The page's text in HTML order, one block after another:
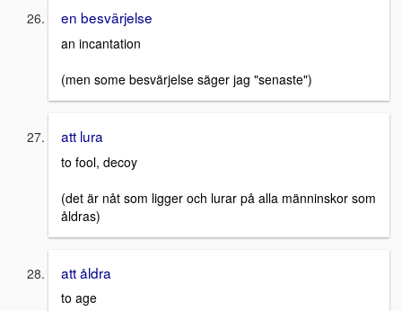
en besvärjelse
an incantation
(men some besvärjelse säger jag "senaste")
att lura
to fool, decoy
(det är nåt som ligger och lurar på alla männinskor som
åldras)
att åldra
to age